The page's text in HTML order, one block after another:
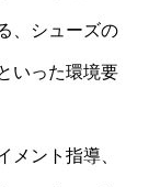
、シューズの
いった環境要
メント指導、